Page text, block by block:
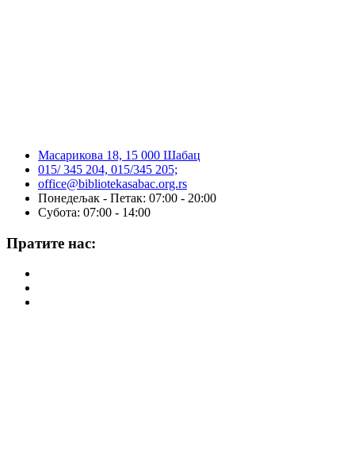
Масарикова 18, 15 000 Шабац
015/ 345 204, 015/345 205;
office@bibliotekasabac.org.rs
Понедељак - Петак: 07:00 - 20:00
Субота: 07:00 - 14:00
Пратите нас: